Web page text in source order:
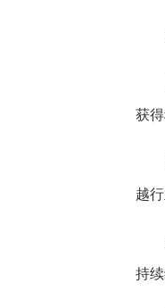
获
越行
持
在搜狐
还在为
已变：借力
个月，百度